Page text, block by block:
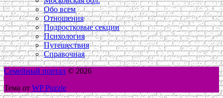
Обо всем
Отношения
Подростковые секции
Психология
Путешествия
Справочная
Семейный портал © 2026
Тема от WP Puzzle